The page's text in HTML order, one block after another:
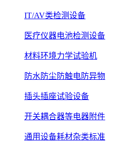
IT/AV类检测设备
医疗仪器电池检测设备
材料环境力学试验机
防水防尘防触电防异物
插头插座试验设备
开关耦合器等电器附件
通用设备耗材杂类标准